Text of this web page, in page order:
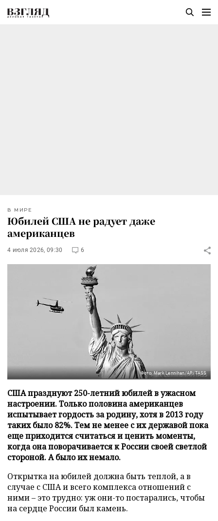
В МИРЕ
Юбилей США не радует даже
американцев
4 июля 2026, 09:30 6
Фото: Mark Lennihan/AP/TASS
США празднуют 250-летний юбилей в ужасном
настроении. Только половина американцев
испытывает гордость за родину, хотя в 2013 году
таких было 82%. Тем не менее с их державой пока
еще приходится считаться и ценить моменты,
когда она поворачивается к России своей светлой
стороной. А было их немало.
Открытка на юбилей должна быть теплой, а в
случае с США и всего комплекса отношений с
ними – это трудно: уж они-то постарались, чтобы
на сердце России был камень.